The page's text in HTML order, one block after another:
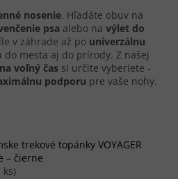
nosenie. Hľadáte obuv na
psa alebo na výlet do
v záhrade až po univerzálnu
do mesta aj do prírody. Z našej
voľný čas si určite vyberiete -
podporu pre vaše nohy.
trekové topánky VOYAGER
– čierne
ks)